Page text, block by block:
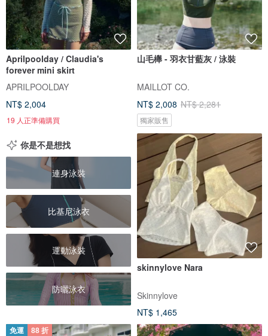
Aprilpoolday / Claudia's
forever mini skirt
APRILPOOLDAY
NT$ 2,004
19 人正準備購買
山毛櫸 - 羽衣甘藍灰 / 泳裝
MAILLOT CO.
NT$ 2,008 NT$ 2,281
獨家販售
你是不是想找
連身泳裝
比基尼泳衣
運動泳裝
防曬泳衣
skinnylove Nara
Skinnylove
NT$ 1,465
免運 88 折